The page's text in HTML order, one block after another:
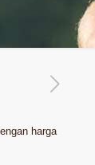
harga